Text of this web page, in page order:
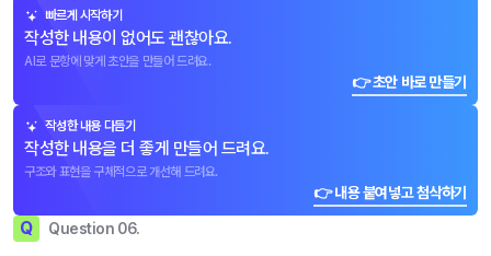
빠르게 시작하기
작성한 내용이 없어도 괜찮아요.
AI로 문항에 맞게 초안을 만들어 드려요.
👉 초안 바로 만들기
작성한 내용 다듬기
작성한 내용을 더 좋게 만들어 드려요.
구조와 표현을 구체적으로 개선해 드려요.
👉 내용 붙여넣고 첨삭하기
Q Question 06.